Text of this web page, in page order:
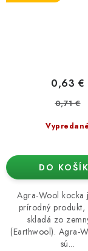
Vypredané
0,63 €
0,71 €
DO
Agra-Wool kocka
prírodný produkt,
skladá zo
(Earthwool). Agra-
sú...